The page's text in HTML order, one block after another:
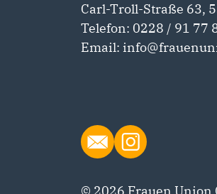
Carl-Troll-Straße 63,
Telefon: 0228 / 91 77
Email: